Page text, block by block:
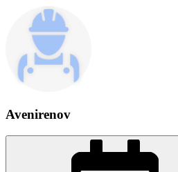
Avenirenov